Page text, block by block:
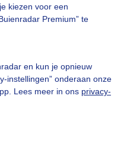
kiezen voor een
Premium” te
en kun je opnieuw
instellingen” onderaan onze
Lees meer in ons privacy-